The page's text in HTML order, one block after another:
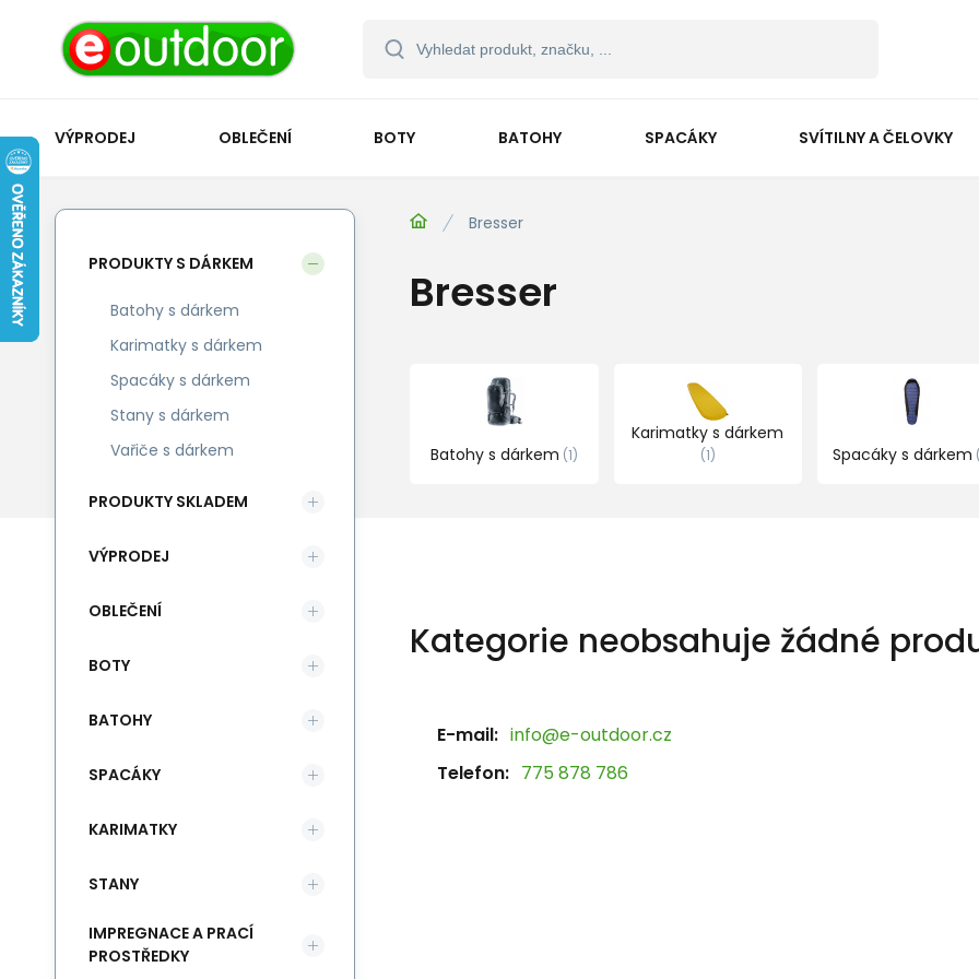
VÝPRODEJ OBLEČENÍ BOTY BATOHY SPACÁKY SVÍTILNY A ČELOVKY
Bresser
Bresser
Batohy s dárkem 1
Karimatky s dárkem
1 Spacáky s dárkem
Kategorie neobsahuje žádné
E-mail: info@e-outdoor.cz
Telefon: 775 878 786
PRODUKTY S DÁRKEM
Batohy s dárkem
Karimatky s dárkem
Spacáky s dárkem
Stany s dárkem
Vařiče s dárkem
PRODUKTY SKLADEM
VÝPRODEJ
OBLEČENÍ
BOTY
BATOHY
SPACÁKY
KARIMATKY
STANY
IMPREGNACE A PRACÍ
PROSTŘEDKY